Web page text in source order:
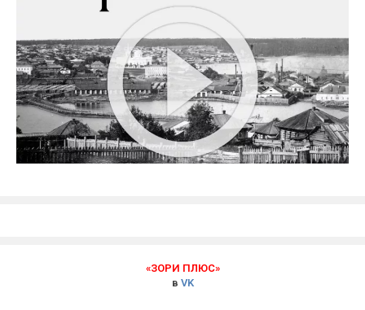
«ЗОРИ ПЛЮС»
в VK